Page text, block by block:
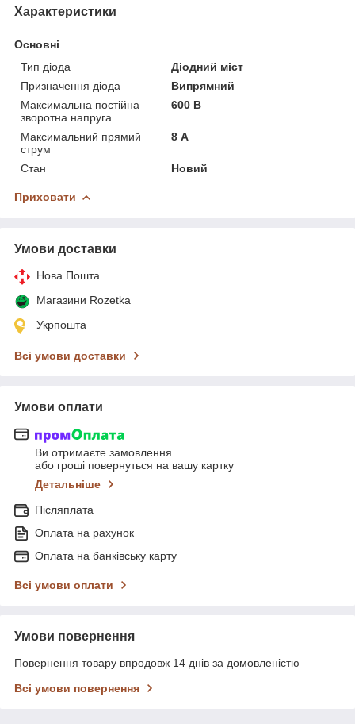
Характеристики
Основні
Тип діода
Діодний міст
Призначення діода
Випрямний
Максимальна постійна
зворотна напруга
600 В
Максимальний прямий
струм
8 А
Стан Новий
Приховати
Умови доставки
Нова Пошта
Магазини Rozetka
Укрпошта
Всі умови доставки
Умови оплати
Ви отримаєте замовлення
або гроші повернуться на вашу картку
Детальніше
Післяплата
Оплата на рахунок
Оплата на банківську карту
Всі умови оплати
Умови повернення
Повернення товару впродовж 14 днів за домовленістю
Всі умови повернення